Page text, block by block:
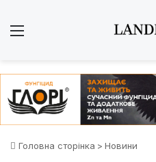
Головна сторінка > Новини